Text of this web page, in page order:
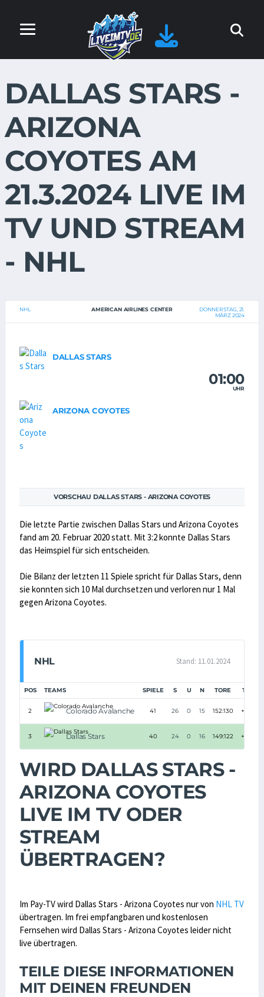
DALLAS STARS -
ARIZONA
COYOTES AM
21.3.2024 LIVE IM
TV UND STREAM
- NHL
NHL AMERICAN AIRLINES CENTER
DONNERSTAG, 21.
MÄRZ 2024
DALLAS STARS
01:00
UHR
ARIZONA COYOTES
VORSCHAU DALLAS STARS - ARIZONA COYOTES
Die letzte Partie zwischen Dallas Stars und Arizona Coyotes
fand am 20. Februar 2020 statt. Mit 3:2 konnte Dallas Stars
das Heimspiel für sich entscheiden.
Die Bilanz der letzten 11 Spiele spricht für Dallas Stars, denn
sie konnten sich 10 Mal durchsetzen und verloren nur 1 Mal
gegen Arizona Coyotes.
NHL Stand: 11.01.2024
POS TEAMS SPIELE S U N TORE TD
2 Colorado Avalanche 41 26 0 15 152:130 +22
3 Dallas Stars 40 24 0 16 149:122 +27
WIRD DALLAS STARS -
ARIZONA COYOTES
LIVE IM TV ODER
STREAM
ÜBERTRAGEN?
Im Pay-TV wird Dallas Stars - Arizona Coyotes nur von NHL TV
übertragen. Im frei empfangbaren und kostenlosen
Fernsehen wird Dallas Stars - Arizona Coyotes leider nicht
live übertragen.
TEILE DIESE INFORMATIONEN
MIT DEINEN FREUNDEN